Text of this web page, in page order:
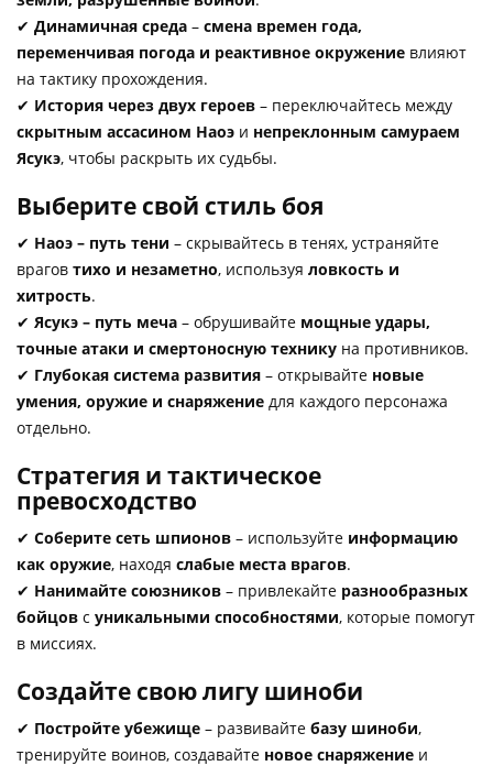
✔ Динамичная среда – смена времен года,
переменчивая погода и реактивное окружение влияют
на тактику прохождения.
✔ История через двух героев – переключайтесь между
скрытным ассасином Наоэ и непреклонным самураем
Ясукэ, чтобы раскрыть их судьбы.
Выберите свой стиль боя
✔ Наоэ – путь тени – скрывайтесь в тенях, устраняйте
врагов тихо и незаметно, используя ловкость и
хитрость.
✔ Ясукэ – путь меча – обрушивайте мощные удары,
точные атаки и смертоносную технику на противников.
✔ Глубокая система развития – открывайте новые
умения, оружие и снаряжение для каждого персонажа
отдельно.
Стратегия и тактическое
превосходство
✔ Соберите сеть шпионов – используйте информацию
как оружие, находя слабые места врагов.
✔ Нанимайте союзников – привлекайте разнообразных
бойцов с уникальными способностями, которые помогут
в миссиях.
Создайте свою лигу шиноби
✔ Постройте убежище – развивайте базу шиноби,
тренируйте воинов, создавайте новое снаряжение и